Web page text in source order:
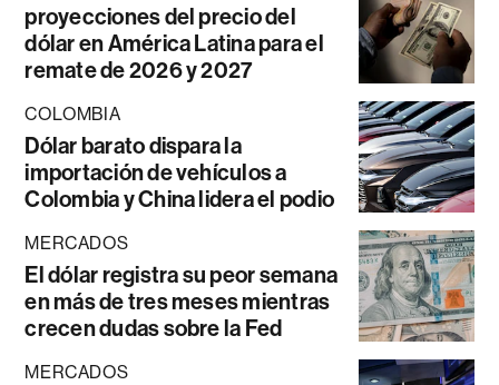
proyecciones del precio del
dólar en América Latina para el
remate de 2026 y 2027
COLOMBIA
Dólar barato dispara la
importación de vehículos a
Colombia y China lidera el podio
MERCADOS
El dólar registra su peor semana
en más de tres meses mientras
crecen dudas sobre la Fed
MERCADOS